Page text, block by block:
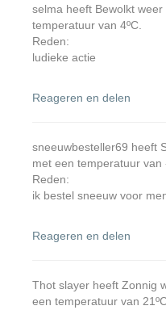
selma heeft Bewolkt
temperatuur van 4ºC.
Reden:
ludieke actie
Reageren en delen
sneeuwbesteller69 heeft
met een temperatuur van
Reden:
ik bestel sneeuw voor
Reageren en delen
Thot slayer heeft Zonnig
een temperatuur van